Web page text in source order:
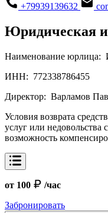
+79939139632
Юридическая
Наименование юрлица:
ИНН: 772338786455
Директор: Варламов
Условия возврата
услуг или недовольства
возможность
от 100
/час
Забронировать